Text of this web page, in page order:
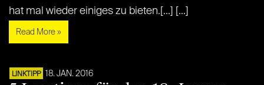
hat mal wieder einiges zu bieten.[...] [...]
Read More »
LINKTIPP 18. JAN. 2016